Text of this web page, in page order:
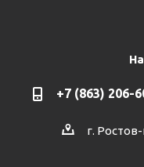
+7 (863) 206-
г.